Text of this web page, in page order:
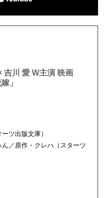
吉川 愛 W主演 映画
」
ーツ出版文庫）
／原作・クレハ（スターツ